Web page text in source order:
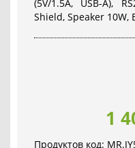
(5V/1.5A, USB-A),
Shield, Speaker 10W,
1
Продуктов код: